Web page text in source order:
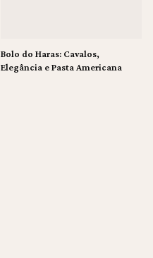
Bolo do Haras: Cavalos,
Elegância e Pasta Americana